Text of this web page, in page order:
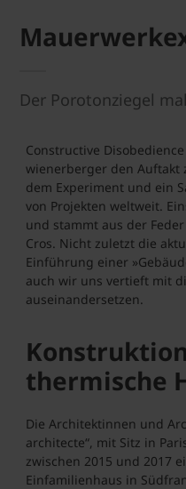
Der Porotonziegel
Constructive
wienerberger den Auftakt
dem Experiment und ein
von Projekten weltweit.
und stammt aus der
Cros. Nicht zuletzt die
Einführung einer
auch wir uns vertieft mit
auseinandersetzen.
thermische
Die Architektinnen und
architecte“, mit Sitz in
zwischen 2015 und 2017
Einfamilienhaus in